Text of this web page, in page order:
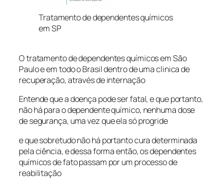
Tratamento de dependentes químicos
em SP
O tratamento de dependentes químicos em São
Paulo e em todo o Brasil dentro de uma clinica de
recuperação, através de internação
Entende que a doença pode ser fatal, e que portanto,
não há para o dependente químico, nenhuma dose
de segurança, uma vez que ela só progride
e que sobretudo não há portanto cura determinada
pela ciência, e dessa forma então, os dependentes
químicos de fato passam por um processo de
reabilitação